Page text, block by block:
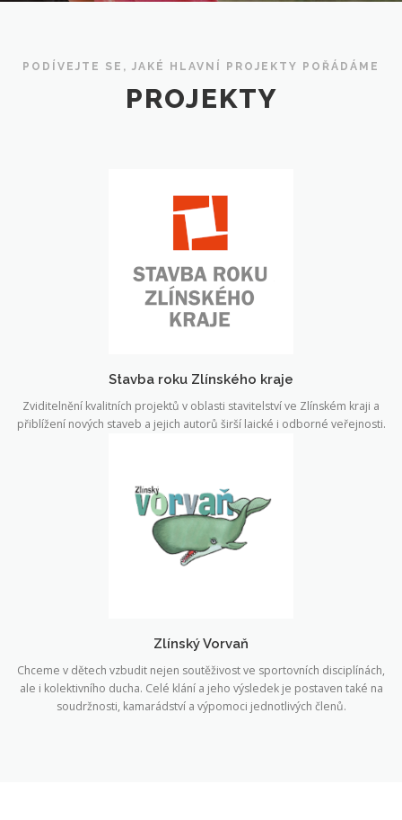
PODÍVEJTE SE, JAKÉ HLAVNÍ PROJEKTY POŘÁDÁME
PROJEKTY
Stavba roku Zlínského kraje
Zviditelnění kvalitních projektů v oblasti stavitelství ve Zlínském kraji a
přiblížení nových staveb a jejich autorů širší laické i odborné veřejnosti.
Zlínský Vorvaň
Chceme v dětech vzbudit nejen soutěživost ve sportovních disciplínách,
ale i kolektivního ducha. Celé klání a jeho výsledek je postaven také na
soudržnosti, kamarádství a výpomoci jednotlivých členů.